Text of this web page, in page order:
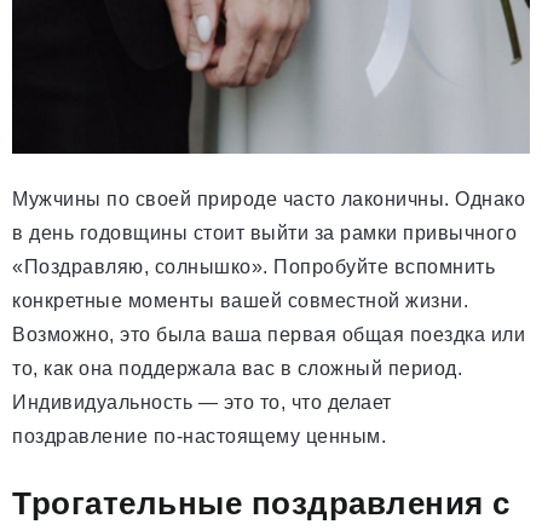
Мужчины по своей природе часто лаконичны. Однако
в день годовщины стоит выйти за рамки привычного
«Поздравляю, солнышко». Попробуйте вспомнить
конкретные моменты вашей совместной жизни.
Возможно, это была ваша первая общая поездка или
то, как она поддержала вас в сложный период.
Индивидуальность — это то, что делает
поздравление по-настоящему ценным.
Трогательные поздравления с